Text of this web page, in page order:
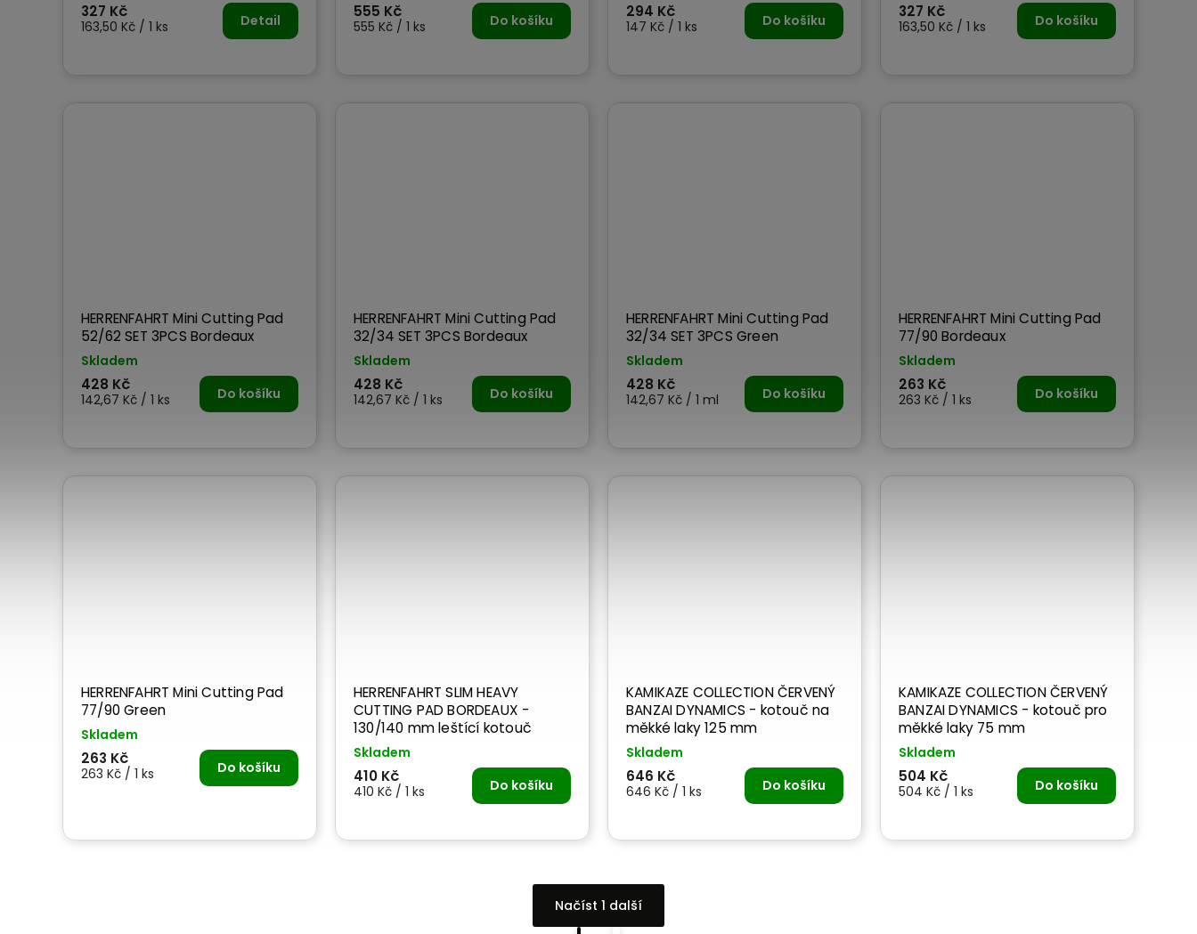
327 Kč
163,50 Kč / 1 ks Detail 555 Kč
555 Kč / 1 ks Do košíku 294 Kč
147 Kč / 1 ks Do košíku 327 Kč
163,50 Kč / 1 ks Do košíku
HERRENFAHRT Mini Cutting Pad
52/62 SET 3PCS Bordeaux
Skladem
428 Kč
142,67 Kč / 1 ks Do košíku
HERRENFAHRT Mini Cutting Pad
32/34 SET 3PCS Bordeaux
Skladem
428 Kč
142,67 Kč / 1 ks Do košíku
HERRENFAHRT Mini Cutting Pad
32/34 SET 3PCS Green
Skladem
428 Kč
142,67 Kč / 1 ml Do košíku
HERRENFAHRT Mini Cutting Pad
77/90 Bordeaux
Skladem
263 Kč
263 Kč / 1 ks Do košíku
HERRENFAHRT Mini Cutting Pad
77/90 Green
Skladem
263 Kč
263 Kč / 1 ks Do košíku
HERRENFAHRT SLIM HEAVY
CUTTING PAD BORDEAUX -
130/140 mm leštící kotouč
Skladem
410 Kč
410 Kč / 1 ks Do košíku
KAMIKAZE COLLECTION ČERVENÝ
BANZAI DYNAMICS - kotouč na
měkké laky 125 mm
Skladem
646 Kč
646 Kč / 1 ks Do košíku
KAMIKAZE COLLECTION ČERVENÝ
BANZAI DYNAMICS - kotouč pro
měkké laky 75 mm
Skladem
504 Kč
504 Kč / 1 ks Do košíku
Načíst 1 další